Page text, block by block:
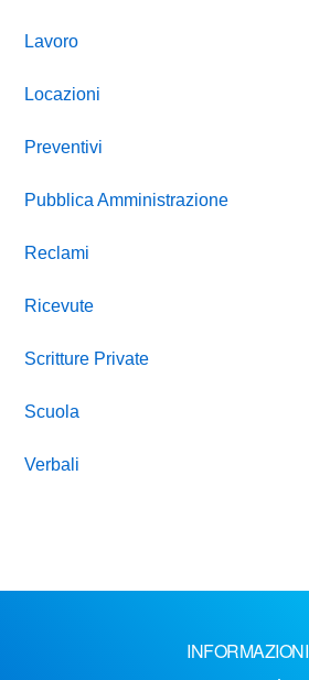
Lavoro
Locazioni
Preventivi
Pubblica Amministrazione
Reclami
Ricevute
Scritture Private
Scuola
Verbali
INFORMAZIONI